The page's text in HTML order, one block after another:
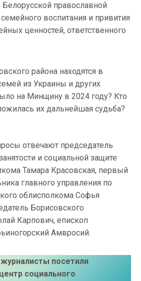
православной
воспитания и привития
ценностей, ответственного
района находятся в
из Украины и других
на Минщину в 2024 году? Кто
их дальнейшая судьба?
отвечают председатель
и социальной защите
Тамара Красовская, первый
главного управления по
облисполкома Софья
Борисовского
Карпович, епископ
Амвросий.
посетили
социального